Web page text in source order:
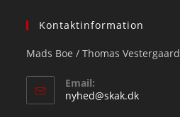
Kontaktinformation
Mads Boe / Thomas Vestergaard
Email:
nyhed@skak.dkOpens